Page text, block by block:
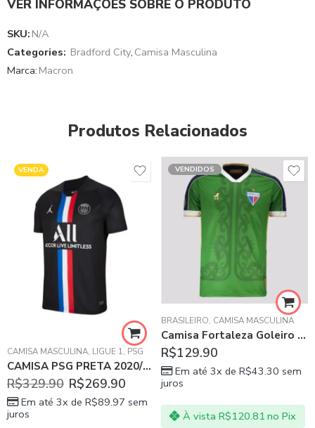
VER INFORMAÇÕES SOBRE O PRODUTO
SKU: N/A
Categories: Bradford City, Camisa Masculina
Marca: Macron
Produtos Relacionados
VENDA
CAMISA MASCULINA, LIGUE 1, PSG
CAMISA PSG PRETA 2020/21 JORDAN
R$329.90 R$269.90
Em até 3x de R$89.97 sem
juros
VENDIDOS
BRASILEIRO, CAMISA MASCULINA
Camisa Fortaleza Goleiro 2021 – Verde
R$129.90
Em até 3x de R$43.30 sem
juros
À vista R$120.81 no Pix